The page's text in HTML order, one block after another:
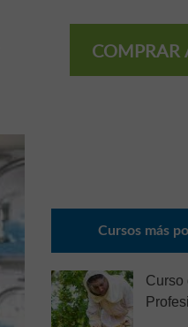
COMPRAR
Cursos más
Curso